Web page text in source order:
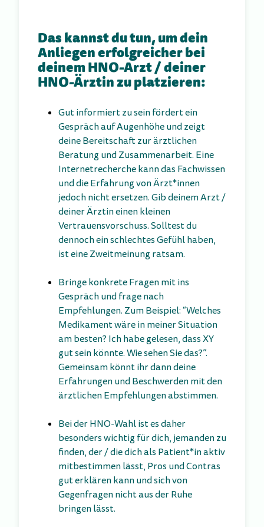
Das kannst du tun, um dein
Anliegen erfolgreicher bei
deinem HNO-Arzt / deiner
HNO-Ärztin zu platzieren:
Gut informiert zu sein fördert ein
Gespräch auf Augenhöhe und zeigt
deine Bereitschaft zur ärztlichen
Beratung und Zusammenarbeit. Eine
Internetrecherche kann das Fachwissen
und die Erfahrung von Ärzt*innen
jedoch nicht ersetzen. Gib deinem Arzt /
deiner Ärztin einen kleinen
Vertrauensvorschuss. Solltest du
dennoch ein schlechtes Gefühl haben,
ist eine Zweitmeinung ratsam.
Bringe konkrete Fragen mit ins
Gespräch und frage nach
Empfehlungen. Zum Beispiel: “Welches
Medikament wäre in meiner Situation
am besten? Ich habe gelesen, dass XY
gut sein könnte. Wie sehen Sie das?”.
Gemeinsam könnt ihr dann deine
Erfahrungen und Beschwerden mit den
ärztlichen Empfehlungen abstimmen.
Bei der HNO-Wahl ist es daher
besonders wichtig für dich, jemanden zu
finden, der / die dich als Patient*in aktiv
mitbestimmen lässt, Pros und Contras
gut erklären kann und sich von
Gegenfragen nicht aus der Ruhe
bringen lässt.